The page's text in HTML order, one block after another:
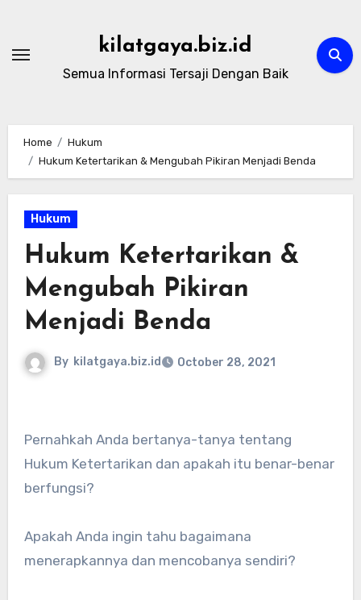
content
kilatgaya.biz.id
Semua Informasi Tersaji Dengan Baik
Home
Hukum
Hukum Ketertarikan & Mengubah Pikiran Menjadi Benda
Hukum
Hukum Ketertarikan &
Mengubah Pikiran
Menjadi Benda
By kilatgaya.biz.id October 28, 2021
Pernahkah Anda bertanya-tanya tentang
Hukum Ketertarikan dan apakah itu benar-benar
berfungsi?
Apakah Anda ingin tahu bagaimana
menerapkannya dan mencobanya sendiri?